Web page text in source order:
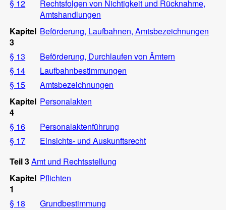
§ 12
Rechtsfolgen von Nichtigkeit und Rücknahme,
Amtshandlungen
Kapitel
3
Beförderung, Laufbahnen, Amtsbezeichnungen
§ 13
Beförderung, Durchlaufen von Ämtern
§ 14
Laufbahnbestimmungen
§ 15
Amtsbezeichnungen
Kapitel
4
Personalakten
§ 16
Personalaktenführung
§ 17
Einsichts- und Auskunftsrecht
Teil 3Amt und Rechtsstellung
Kapitel
1
Pflichten
§ 18
Grundbestimmung